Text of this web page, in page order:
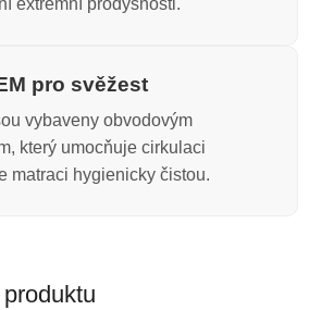
extrémní prodyšnosti.
pro svěžest
vybaveny obvodovým
který umocňuje cirkulaci
matraci hygienicky čistou.